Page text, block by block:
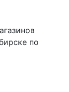
по